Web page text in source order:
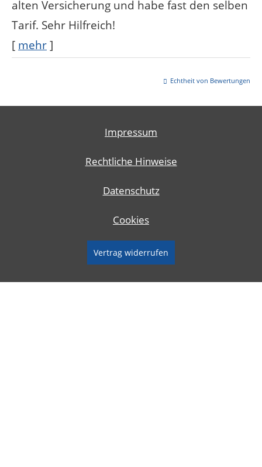
alten Versicherung und habe fast den selben
Tarif. Sehr Hilfreich!
[ mehr]
Echtheit von Bewertungen
Impressum
Rechtliche Hinweise
Datenschutz
Cookies
Vertrag widerrufen